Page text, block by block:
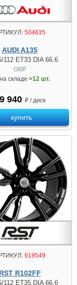
504635
AUDI A135
112 ET33 DIA 66.6
GMF
на складе >12 шт.
940 ₽ / диск
купить
619549
RST R102FF
112 ET35 DIA 66.6